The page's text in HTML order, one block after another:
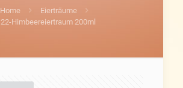
Home
Eierträume
22-Himbeereiertraum 200ml